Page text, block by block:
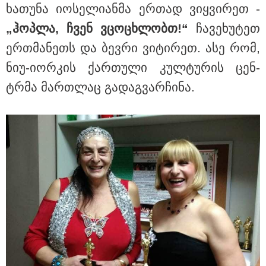
"საიდან იცის, მან სინამდვილეში რა
ხდებოდა... აფხაზეთის ომში თუ არ
ვცდები სამჯერ არის ნამყოფი, არც
ერთხელ 10 დღეს არ ცდებოდა" - გია
ყარყარაშვილი გიორგი ბარამიძის
განცხადებაზე
10:58 / 06-08-2026
"დადგება დრო და თქვენი
დღევანდელი "პოსტაობა"
ხა­თუ­ნა იო­სე­ლი­ან­მა ერ­თად ვიყ­ვი­რეთ -
„ჰოპ­ლა, ჩვენ ვცო­ცხლობთ!“ ჩა­ვე­ხუ­ტეთ
ერ­თმა­ნეთს და ბევ­რი ვი­ტი­რეთ. ასე რომ,
ნიუ-იორ­კის ქარ­თუ­ლი კულ­ტუ­რის ცენ­
ტრმა მარ­თლაც გა­დაგ­ვარ­ჩი­ნა.